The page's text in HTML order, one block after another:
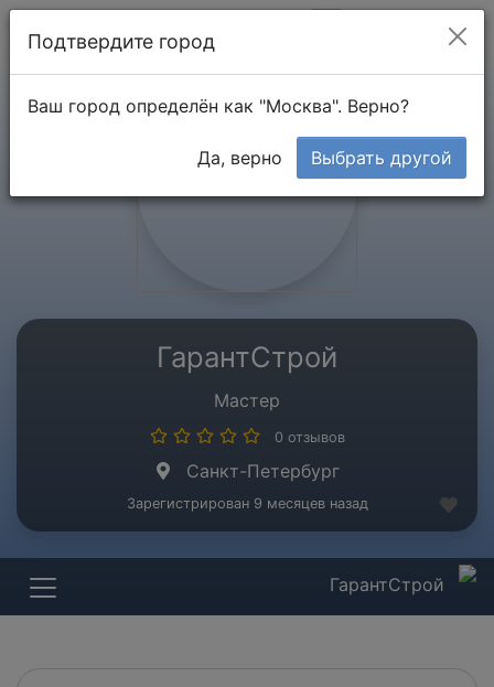
ГарантСтрой
Мастер
0 отзывов
Санкт-Петербург
Зарегистрирован 9 месяцев назад
ГарантСтрой
Подтвердите город
Ваш город определён как "Москва". Верно?
Да, верно Выбрать другой